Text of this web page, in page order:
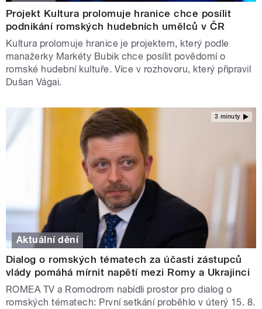
Projekt Kultura prolomuje hranice chce posílit
podnikání romských hudebních umělců v ČR
Kultura prolomuje hranice je projektem, který podle
manažerky Markéty Bubik chce posílit povědomí o
romské hudební kultuře. Více v rozhovoru, který připravil
Dušan Vágai.
3 minuty
Aktuální dění
Dialog o romských tématech za účasti zástupců
vlády pomáhá mírnit napětí mezi Romy a Ukrajinci
ROMEA TV a Romodrom nabídli prostor pro dialog o
romských tématech: První setkání proběhlo v úterý 15. 8.